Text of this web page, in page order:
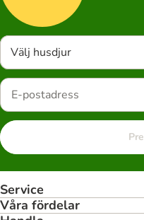
Välj husdjur
Service
Våra fördelar